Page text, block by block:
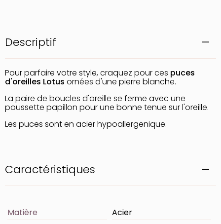
Descriptif
Pour parfaire votre style, craquez pour ces puces
d'oreilles Lotus ornées d'une pierre blanche.
La paire de boucles d'oreille se ferme avec une
poussette papillon pour une bonne tenue sur l'oreille.
Les puces sont en acier hypoallergenique.
Caractéristiques
Matière Acier